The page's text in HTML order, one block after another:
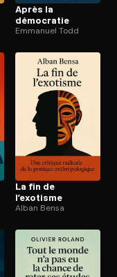
Après la
démocratie
Emmanuel Todd
La fin de
l’exotisme
Alban Bensa